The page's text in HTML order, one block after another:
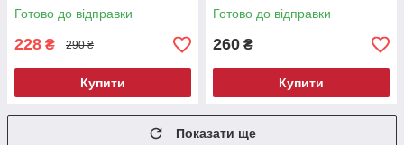
Готово до відправки
228 ₴ 290 ₴
Купити
Готово до відправки
260 ₴
Купити
Показати ще